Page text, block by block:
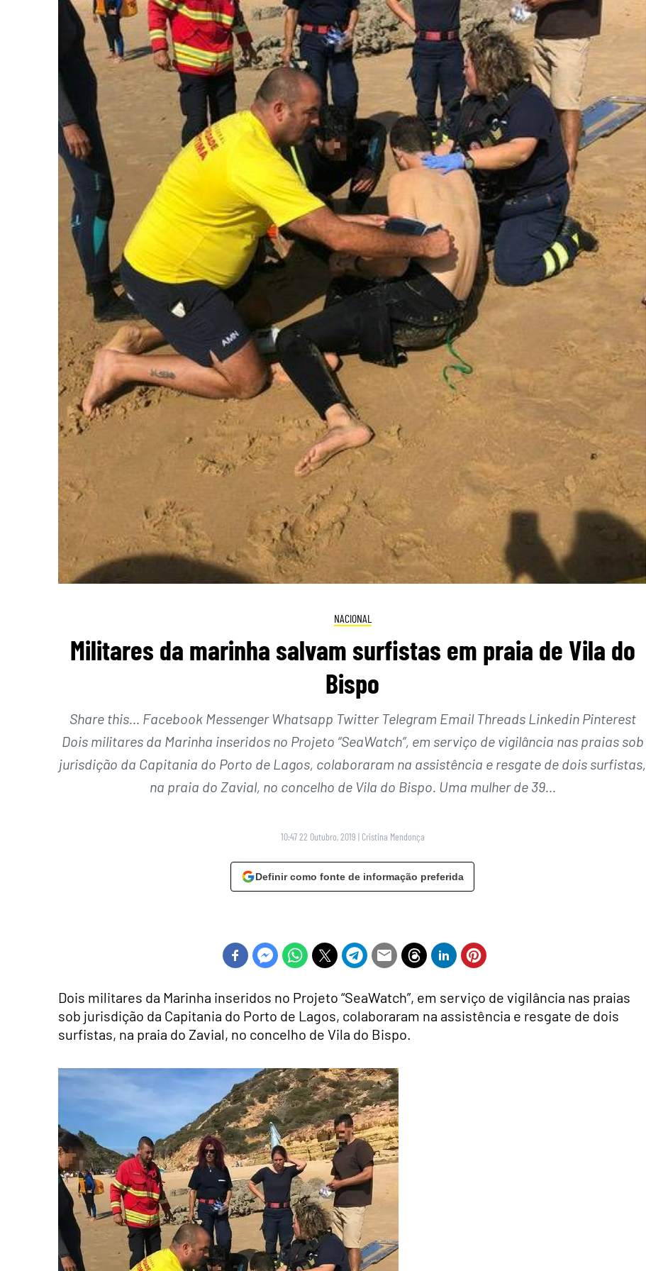
NACIONAL
Militares da marinha salvam surfistas em praia de Vila do
Bispo
Share this… Facebook Messenger Whatsapp Twitter Telegram Email Threads Linkedin Pinterest
Dois militares da Marinha inseridos no Projeto “SeaWatch”, em serviço de vigilância nas praias sob
jurisdição da Capitania do Porto de Lagos, colaboraram na assistência e resgate de dois surfistas,
na praia do Zavial, no concelho de Vila do Bispo. Uma mulher de 39…
10:47 22 Outubro, 2019 | Cristina Mendonça
Definir como fonte de informação preferida
Dois militares da Marinha inseridos no Projeto “SeaWatch”, em serviço de vigilância nas praias
sob jurisdição da Capitania do Porto de Lagos, colaboraram na assistência e resgate de dois
surfistas, na praia do Zavial, no concelho de Vila do Bispo.